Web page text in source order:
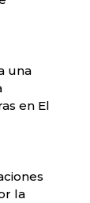
una
en El
la